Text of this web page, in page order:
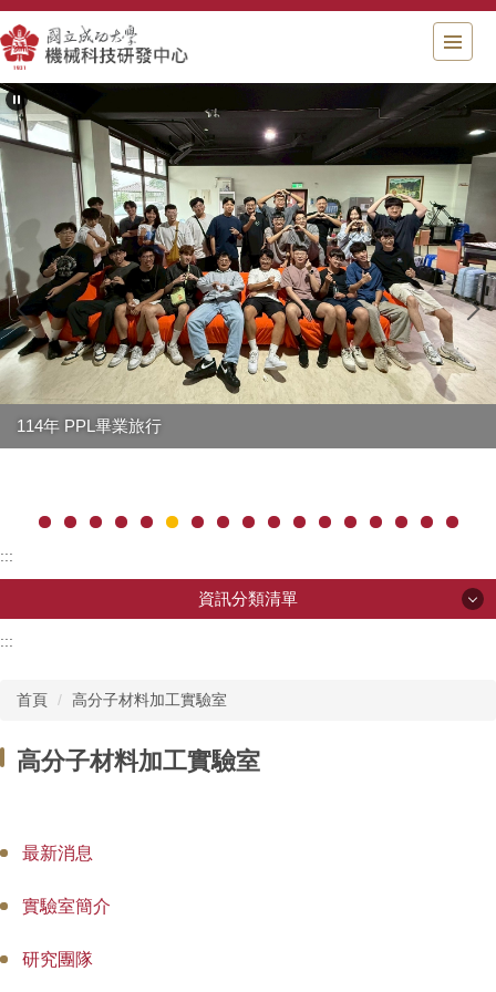
跳
到
主
要
內
容
114年 PPL畢業旅行
:::
資訊分類清單
中心主管
:::
首頁 高分子材料加工實驗室
高分子材料加工實驗室
最新消息
實驗室簡介
研究團隊